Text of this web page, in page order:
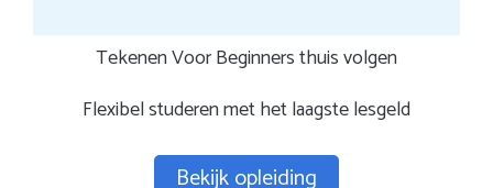
Tekenen Voor Beginners thuis volgen
Flexibel studeren met het laagste lesgeld
Bekijk opleiding